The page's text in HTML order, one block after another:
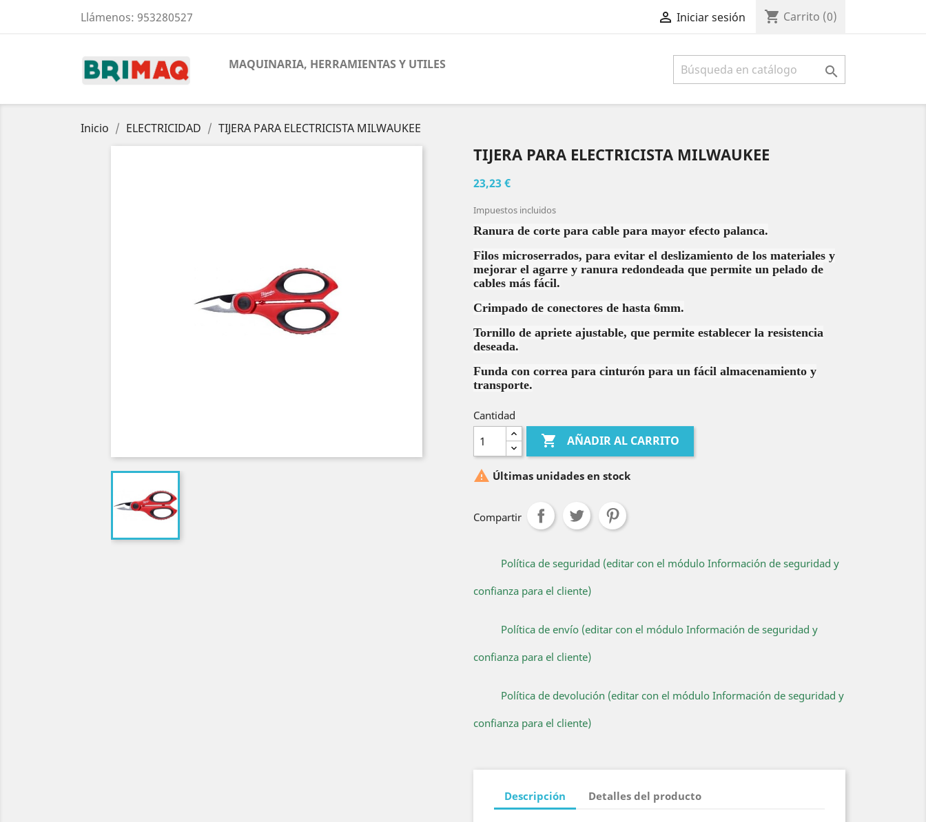
Llámenos: 953280527  Iniciar sesión shopping_cart Carrito (0)
MAQUINARIA, HERRAMIENTAS Y UTILES 
Inicio ELECTRICIDAD TIJERA PARA ELECTRICISTA MILWAUKEE
TIJERA PARA ELECTRICISTA MILWAUKEE
23,23 €
Impuestos incluidos
Ranura de corte para cable para mayor efecto palanca.
Filos microserrados, para evitar el deslizamiento de los materiales y
mejorar el agarre y ranura redondeada que permite un pelado de
cables más fácil.
Crimpado de conectores de hasta 6mm.
Tornillo de apriete ajustable, que permite establecer la resistencia
deseada.
Funda con correa para cinturón para un fácil almacenamiento y
transporte.
Cantidad
 AÑADIR AL CARRITO
 Últimas unidades en stock
Compartir
Política de seguridad (editar con el módulo Información de seguridad y
confianza para el cliente)
Política de envío (editar con el módulo Información de seguridad y
confianza para el cliente)
Política de devolución (editar con el módulo Información de seguridad y
confianza para el cliente)
Descripción Detalles del producto